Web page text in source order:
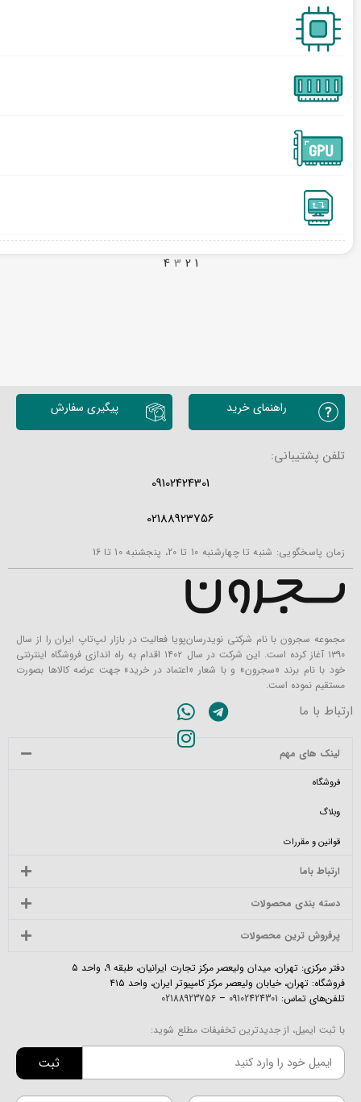
1
2
3
4
راهنمای خرید پیگیری سفارش
تلفن پشتیبانی:
09102424301
02188923756
زمان پاسخگویی: شنبه تا چهارشنبه 10 تا 20، پنجشنبه 10 تا 16
مجموعه سجرون با نام شرکتی نویدرسان‌پویا فعالیت در بازار لپ‌تاپ ایران را از سال
۱۳۹۰ آغاز کرده است. این شرکت در سال ۱۴۰۲ اقدام به راه اندازی فروشگاه اینترنتی
خود با نام برند «سجرون» و با شعار «اعتماد در خرید» جهت عرضه کالاها بصورت
مستقیم نموده است.
ارتباط با ما
لینک های مهم
فروشگاه
وبلاگ
قوانین و مقررات
ارتباط باما
دسته بندی محصولات
پرفروش ترین محصولات
دفتر مرکزی: تهران، میدان ولیعصر مرکز تجارت ایرانیان، طبقه ۹، واحد ۵
فروشگاه: تهران، خیابان ولیعصر مرکز کامپیوتر ایران، واحد ۴۱۵
تلفن‌های تماس: 09102424301
–
02188923756
با ثبت ایمیل، از جدیدترین تخفیفات مطلع شوید:
ثبت